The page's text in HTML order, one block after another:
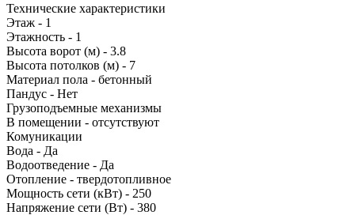
Технические характеристики
Этаж - 1
Этажность - 1
Высота ворот (м) - 3.8
Высота потолков (м) - 7
Материал пола - бетонный
Пандус - Нет
Грузоподъемные механизмы
В помещении - отсутствуют
Комуникации
Вода - Да
Водоотведение - Да
Отопление - твердотопливное
Мощность сети (кВт) - 250
Напряжение сети (Вт) - 380